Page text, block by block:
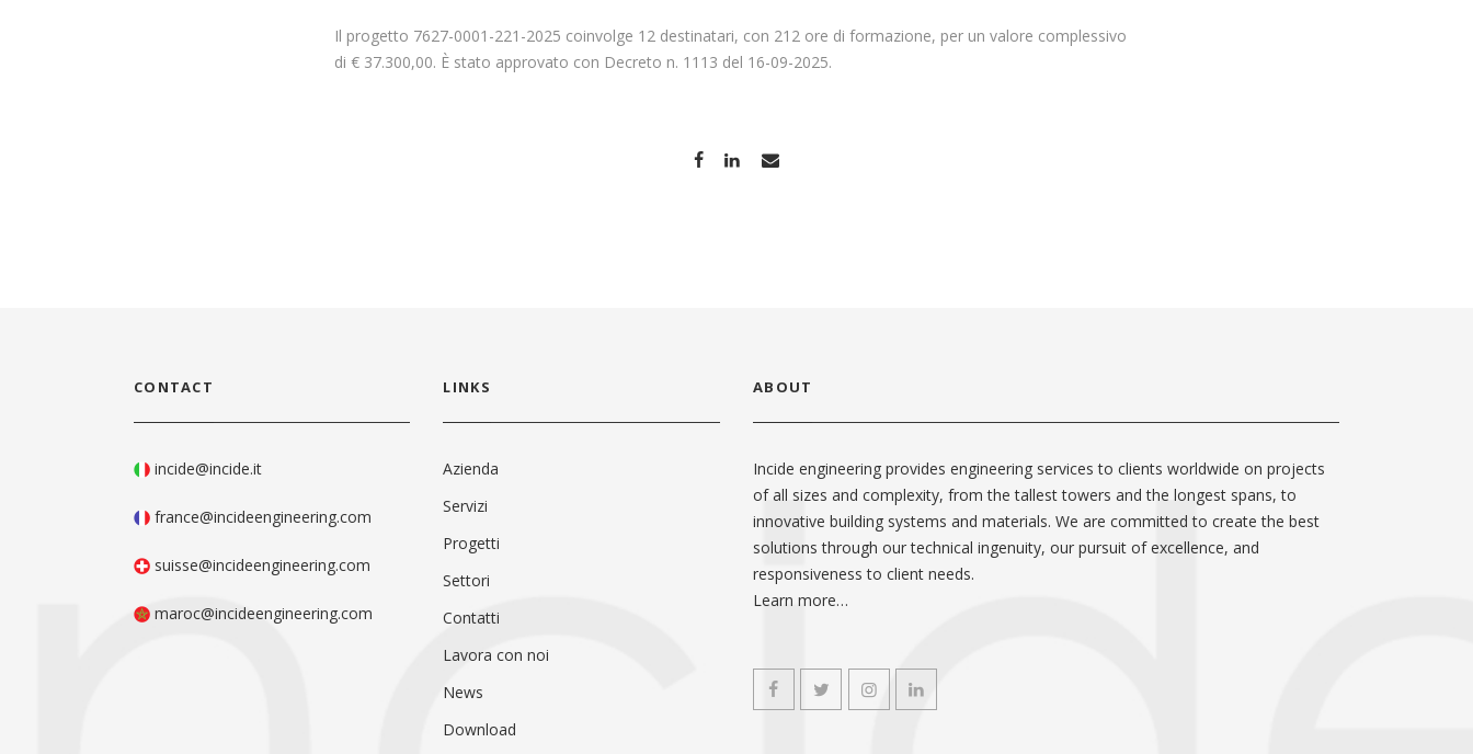
Il progetto 7627-0001-221-2025 coinvolge 12 destinatari, con 212 ore di formazione, per un valore complessivo
di € 37.300,00. È stato approvato con Decreto n. 1113 del 16-09-2025.
CONTACT
incide@incide.it
france@incideengineering.com
suisse@incideengineering.com
maroc@incideengineering.com
LINKS
Azienda
Servizi
Progetti
Settori
Contatti
Lavora con noi
News
Download
ABOUT
Incide engineering provides engineering services to clients worldwide on projects
of all sizes and complexity, from the tallest towers and the longest spans, to
innovative building systems and materials. We are committed to create the best
solutions through our technical ingenuity, our pursuit of excellence, and
responsiveness to client needs.
Learn more…